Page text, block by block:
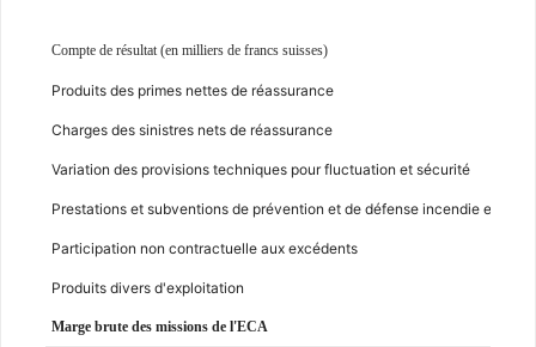
Compte de résultat (en milliers de francs suisses)
Produits des primes nettes de réassurance
Charges des sinistres nets de réassurance
Variation des provisions techniques pour fluctuation et sécurité
Prestations et subventions de prévention et de défense incendie et
Participation non contractuelle aux excédents
Produits divers d'exploitation
Marge brute des missions de l'ECA